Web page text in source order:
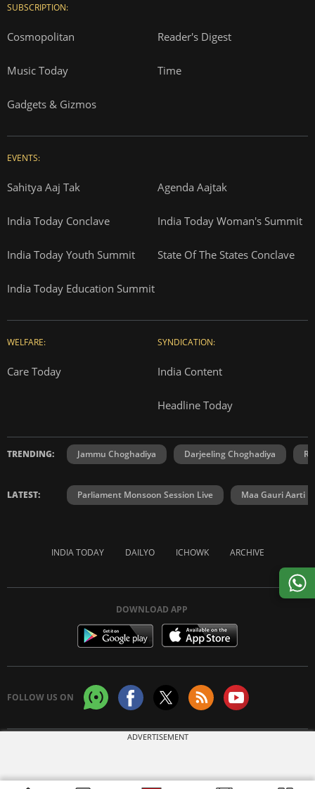
SUBSCRIPTION:
Cosmopolitan Reader's Digest
Music Today Time
Gadgets & Gizmos
EVENTS:
Sahitya Aaj Tak Agenda Aajtak
India Today Conclave India Today Woman's Summit
India Today Youth Summit State Of The States Conclave
India Today Education Summit
WELFARE:
Care Today
SYNDICATION:
India Content
Headline Today
TRENDING: Jammu Choghadiya Darjeeling Choghadiya
LATEST: Parliament Monsoon Session Live Maa Gauri Aarti
INDIA TODAY DAILYO ICHOWK ARCHIVE
DOWNLOAD APP
FOLLOW US ON
ADVERTISEMENT